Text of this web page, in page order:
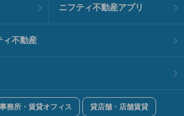
ニフティ不動産アプリ
ィ不動産
務所・賃貸オフィス 貸店舗・店舗賃貸